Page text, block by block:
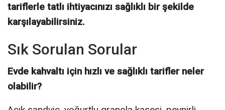
tariflerle tatlı ihtiyacınızı sağlıklı bir şekilde
karşılayabilirsiniz.
Sık Sorulan Sorular
Evde kahvaltı için hızlı ve sağlıklı tarifler neler
olabilir?